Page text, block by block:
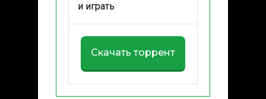
и играть
Скачать торрент